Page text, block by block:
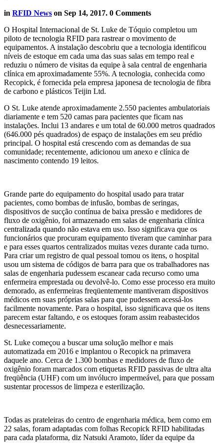
in RFID News on Sep 14, 2017. 0 Comments
O Hospital Internacional de St. Luke de Tóquio completou um
piloto de tecnologia RFID para rastrear o movimento de
equipamentos. A instalação descobriu que a tecnologia identificou
níveis de estoque em cada uma das suas salas em tempo real e
reduziu o número de visitas da equipe à sala central de engenharia
clínica em aproximadamente 55%. A tecnologia, conhecida como
Recopick, é fornecida pela empresa japonesa de tecnologia de fibra
de carbono e plásticos Teijin Ltd.
O St. Luke atende aproximadamente 2.550 pacientes ambulatoriais
diariamente e tem 520 camas para pacientes que ficam nas
instalações. Inclui 13 andares e um total de 60.000 metros quadrados
(646.000 pés quadrados) de espaço de instalações em seu prédio
principal. O hospital está crescendo com as demandas de sua
comunidade; recentemente, adicionou um anexo e clínica de
nascimento contendo 19 leitos.
Grande parte do equipamento do hospital usado para tratar
pacientes, como bombas de infusão, bombas de seringas,
dispositivos de sucção contínua de baixa pressão e medidores de
fluxo de oxigênio, foi armazenado em salas de engenharia clínica
centralizada quando não estava em uso. Isso significava que os
funcionários que procuram equipamento tiveram que caminhar para
e para esses quartos centralizados muitas vezes durante cada turno.
Para criar um registro de qual pessoal tomou os itens, o hospital
usou um sistema de códigos de barra para que os trabalhadores nas
salas de engenharia pudessem escanear cada recurso como uma
enfermeira emprestada ou devolvê-lo. Como esse processo era muito
demorado, as enfermeiras freqüentemente mantiveram dispositivos
médicos em suas próprias salas para que pudessem acessá-los
facilmente novamente. Para o hospital, isso significava que os itens
parecem estar faltando, e os estoques foram assim reabastecidos
desnecessariamente.
St. Luke começou a buscar uma solução melhor e mais
automatizada em 2016 e implantou o Recopick na primavera
daquele ano. Cerca de 1.300 bombas e medidores de fluxo de
oxigênio foram marcados com etiquetas RFID passivas de ultra alta
freqüência (UHF) com um invólucro impermeável, para que possam
sustentar processos de limpeza e esterilização.
Todas as prateleiras do centro de engenharia médica, bem como em
22 salas, foram adaptadas com folhas Recopick RFID habilitadas
para cada plataforma, diz Natsuki Aramoto, líder da equipe da